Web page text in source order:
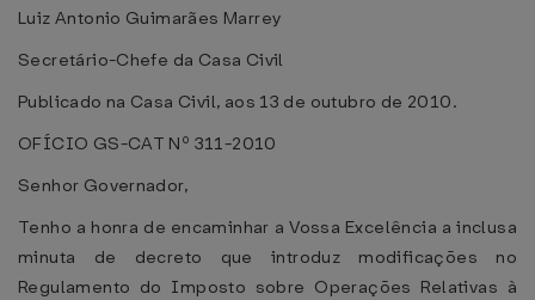
Luiz Antonio Guimarães Marrey
Secretário-Chefe da Casa Civil
Publicado na Casa Civil, aos 13 de outubro de 2010.
OFÍCIO GS-CAT Nº 311-2010
Senhor Governador,
Tenho a honra de encaminhar a Vossa Excelência a inclusa
minuta de decreto que introduz modificações no
Regulamento do Imposto sobre Operações Relativas à